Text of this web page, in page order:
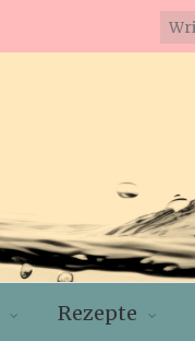
Rezepte